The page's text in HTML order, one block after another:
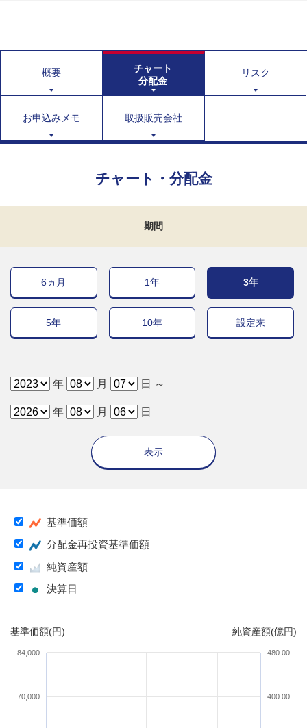
概要
チャート
分配金
リスク
お申込みメモ 取扱販売会社
チャート・分配金
期間
6ヵ月 1年 3年
5年 10年 設定来
年 月 日 ～
年 月 日
表示
基準価額
分配金再投資基準価額
純資産額
決算日
基準価額(円) 純資産額(億円)
70,000
84,000
400.00
480.00